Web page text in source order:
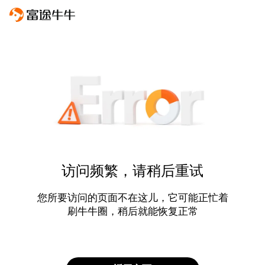
访问频繁，请稍后重试
您所要访问的页面不在这儿，它可能正忙着
刷牛牛圈，稍后就能恢复正常